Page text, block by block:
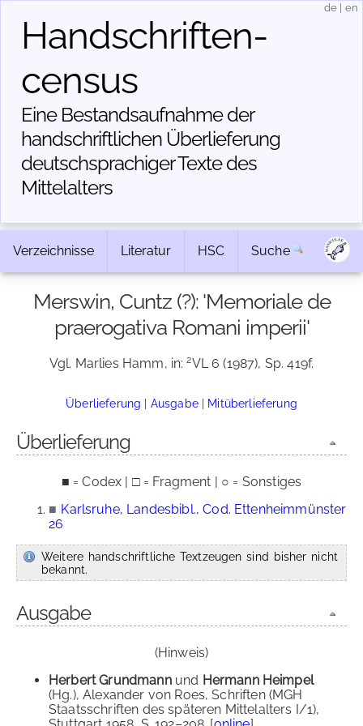
Handschriften­
census
Eine Bestandsaufnahme der
handschriftlichen Über­lieferung
deutschsprachiger Texte des
Mittelalters
de en
Verzeichnisse Literatur HSC Suche
Merswin, Cuntz (?): 'Memoriale de
praerogativa Romani imperii'
Vgl. Marlies Hamm, in:2VL 6 (1987), Sp. 419f.
Überlieferung | Ausgabe| Mitüberlieferung
Überlieferung
■ = Codex | □ = Fragment | ○ = Sonstiges
■ Karlsruhe, Landesbibl., Cod. Ettenheimmünster
26
Weitere handschriftliche Textzeugen sind bisher nicht
bekannt.
Ausgabe
(Hinweis)
Herbert Grundmannund Hermann Heimpel
(Hg.), Alexander von Roes, Schriften (MGH
Staatsschriften des späteren Mittelalters I/1),